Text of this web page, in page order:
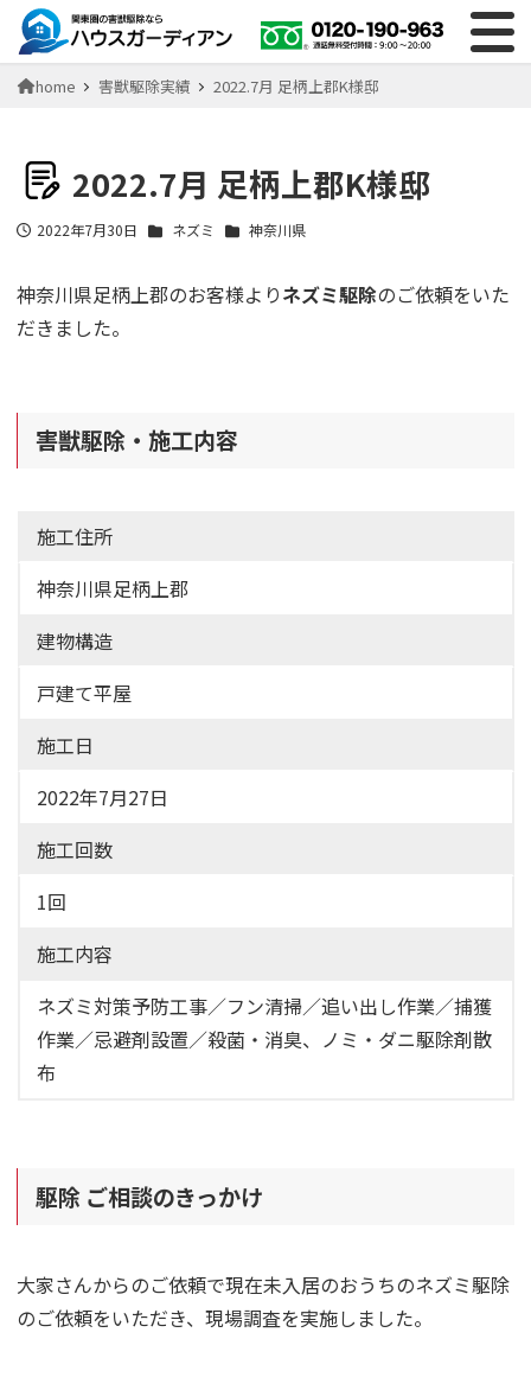
home 害獣駆除実績 2022.7月 足柄上郡K様邸
2022.7月 足柄上郡K様邸
投稿日
2022年7月30日 ネズミ 神奈川県
神奈川県足柄上郡のお客様よりネズミ駆除のご依頼をいた
だきました。
害獣駆除・施工内容
施工住所
神奈川県足柄上郡
建物構造
戸建て平屋
施工日
2022年7月27日
施工回数
1回
施工内容
ネズミ対策予防工事／フン清掃／追い出し作業／捕獲
作業／忌避剤設置／殺菌・消臭、ノミ・ダニ駆除剤散
布
駆除 ご相談のきっかけ
大家さんからのご依頼で現在未入居のおうちのネズミ駆除
のご依頼をいただき、現場調査を実施しました。